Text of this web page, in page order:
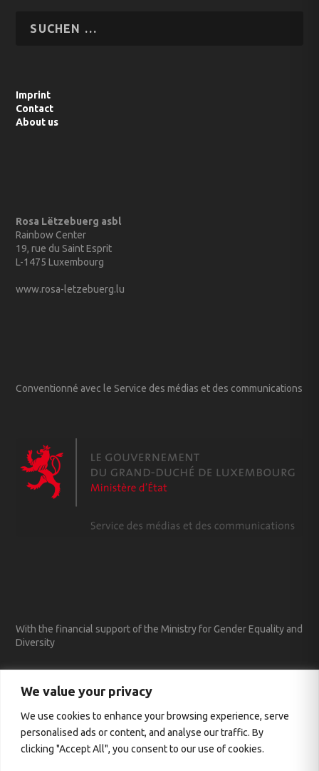
We value your privacy
We use cookies to enhance your browsing experience, serve
personalised ads or content, and analyse our traffic. By
clicking "Accept All", you consent to our use of cookies.
Imprint
Contact
About us
Rosa Lëtzebuerg asbl
Rainbow Center
19, rue du Saint Esprit
L-1475 Luxembourg
www.rosa-letzebuerg.lu
Conventionné avec le Service des médias et des communications
With the financial support of the Ministry for Gender Equality and
Diversity